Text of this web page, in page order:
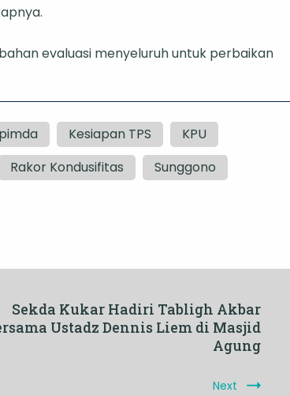
evaluasi menyeluruh untuk perbaikan
Kesiapan TPS
KPU
Rakor Kondusifitas
Sunggono
Sekda Kukar Hadiri Tabligh Akbar
Ustadz Dennis Liem di Masjid
Agung
Next